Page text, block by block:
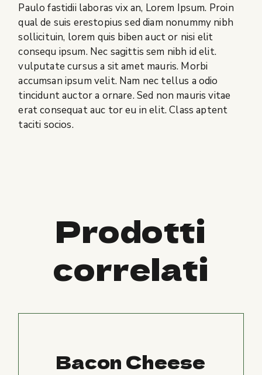
Paulo fastidii laboras vix an, Lorem Ipsum. Proin
qual de suis erestopius sed diam nonummy nibh
sollicituin, lorem quis biben auct or nisi elit
consequ ipsum. Nec sagittis sem nibh id elit.
vulputate cursus a sit amet mauris. Morbi
accumsan ipsum velit. Nam nec tellus a odio
tincidunt auctor a ornare. Sed non mauris vitae
erat consequat auc tor eu in elit. Class aptent
taciti socios.
Prodotti
correlati
Bacon Cheese